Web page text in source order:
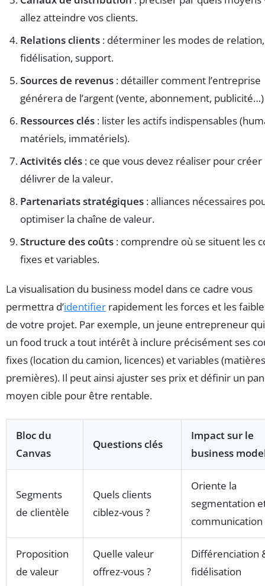
allez atteindre vos clients.
Relations clients : déterminer les modes de relation,
fidélisation, support.
Sources de revenus : détailler comment l’entreprise
générera de l’argent (vente, abonnement, publicité…)
Ressources clés : lister les actifs indispensables
matériels, immatériels).
Activités clés : ce que vous devez réaliser pour créer
délivrer de la valeur.
Partenariats stratégiques : alliances nécessaires
optimiser la chaîne de valeur.
Structure des coûts : comprendre où se situent les
fixes et variables.
La visualisation du business model dans ce cadre vous
permettra d’identifier rapidement les forces et les
de votre projet. Par exemple, un jeune entrepreneur
un food truck a tout intérêt à inclure précisément ses
fixes (location du camion, licences) et variables (matières
premières). Il peut ainsi ajuster ses prix et définir un
moyen cible pour être rentable.
Bloc du
Canvas
Questions clés
Impact sur le
business
Segments
de clientèle
Quels clients
ciblez-vous ?
Oriente la
segmentation
communication
Proposition
de valeur
Quelle valeur
offrez-vous ?
Différenciation
fidélisation